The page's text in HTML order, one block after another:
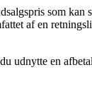
som kan
af en
udnytte en